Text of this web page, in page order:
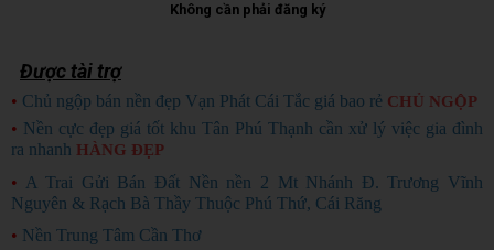
Không cần phải đăng ký
Được tài trợ
• Chủ ngộp bán nền đẹp Vạn Phát Cái Tắc giá bao rẻ CHỦ NGỘP
• Nền cực đẹp giá tốt khu Tân Phú Thạnh cần xử lý việc gia đình
ra nhanh HÀNG ĐẸP
• A Trai Gửi Bán Đất Nền nền 2 Mt Nhánh Đ. Trương Vĩnh
Nguyên & Rạch Bà Thầy Thuộc Phú Thứ, Cái Răng
• Nền Trung Tâm Cần Thơ